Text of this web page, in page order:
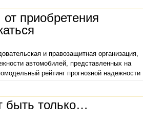
приобретения
и правозащитная организация,
автомобилей, представленных на
рейтинг прогнозной надежности
так и самые проблемные автомобили.
быть только…